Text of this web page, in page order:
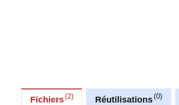
Fichiers 2 Réutilisations 0